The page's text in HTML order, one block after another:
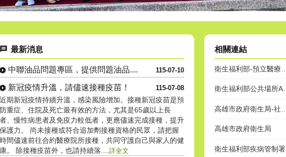
最新消息
115-07-10
中聯油品問題專區，提供問題油品....
115-07-08
新冠疫情升溫，請儘速接種疫苗！
近期新冠疫情持續升溫，感染風險增加。接種新冠疫苗是預
防重症、住院及死亡最有效的方法，尤其是65歲以上長
者、慢性病患者及免疫力較低者，更應儘速完成接種，提升
保護力。 尚未接種或符合追加劑接種資格的民眾，請把握
時間儘速前往合約醫療院所接種，共同守護自己與家人的健
康。 除接種疫苗外，也請持續落.... 詳全文
相關連結
衛生福利部-預立醫療決定、安寧緩和醫療及器官捐贈意願資訊系統
衛生福利部公共場所AED急救資訊網
高雄市政府衛生局-社區健康資源平台
高雄市政府衛生局
衛生福利部疾病管制署